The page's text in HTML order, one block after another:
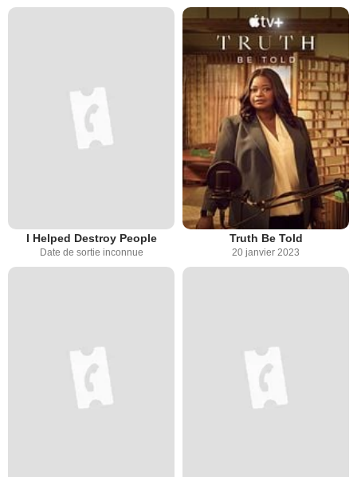
I Helped Destroy People
Date de sortie inconnue
Truth Be Told
20 janvier 2023